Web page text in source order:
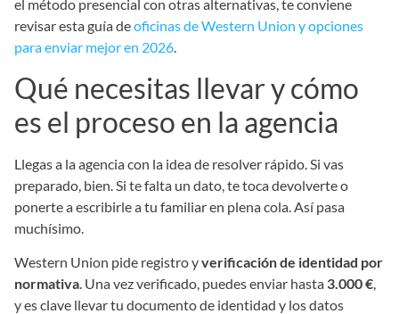
el método presencial con otras alternativas, te conviene
revisar esta guía deoficinas de Western Union y opciones
para enviar mejor en 2026.
Qué necesitas llevar y cómo
es el proceso en la agencia
Llegas a la agencia con la idea de resolver rápido. Si vas
preparado, bien. Si te falta un dato, te toca devolverte o
ponerte a escribirle a tu familiar en plena cola. Así pasa
muchísimo.
Western Union pide registro yverificación de identidad por
normativa. Una vez verificado, puedes enviar hasta 3.000 €,
y es clave llevar tu documento de identidad y los datos